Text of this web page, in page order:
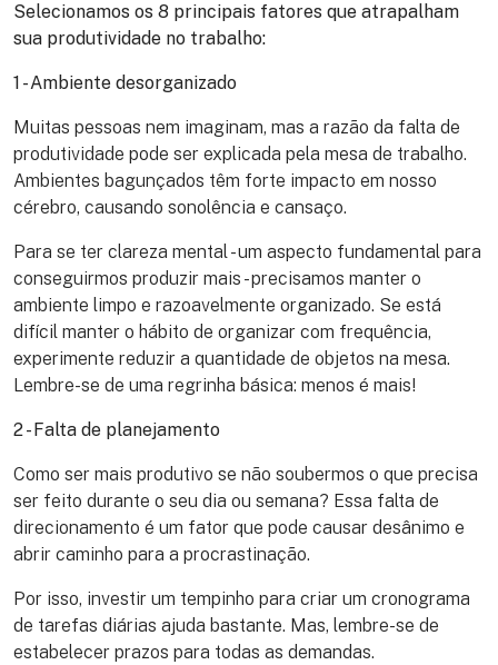
Selecionamos os 8 principais fatores que atrapalham
sua produtividade no trabalho:
1 - Ambiente desorganizado
Muitas pessoas nem imaginam, mas a razão da falta de
produtividade pode ser explicada pela mesa de trabalho.
Ambientes bagunçados têm forte impacto em nosso
cérebro, causando sonolência e cansaço.
Para se ter clareza mental - um aspecto fundamental para
conseguirmos produzir mais - precisamos manter o
ambiente limpo e razoavelmente organizado. Se está
difícil manter o hábito de organizar com frequência,
experimente reduzir a quantidade de objetos na mesa.
Lembre-se de uma regrinha básica: menos é mais!
2 - Falta de planejamento
Como ser mais produtivo se não soubermos o que precisa
ser feito durante o seu dia ou semana? Essa falta de
direcionamento é um fator que pode causar desânimo e
abrir caminho para a procrastinação.
Por isso, investir um tempinho para criar um cronograma
de tarefas diárias ajuda bastante. Mas, lembre-se de
estabelecer prazos para todas as demandas.